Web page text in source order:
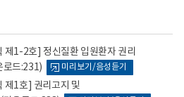
제1-2호] 정신질환 입원환자 권리
로드:231) 미리보기/음성듣기
제1호] 권리고지 및